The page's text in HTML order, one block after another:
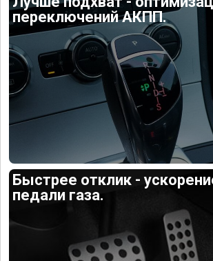
переключений АКПП.
Быстрее отклик -
педали газа.